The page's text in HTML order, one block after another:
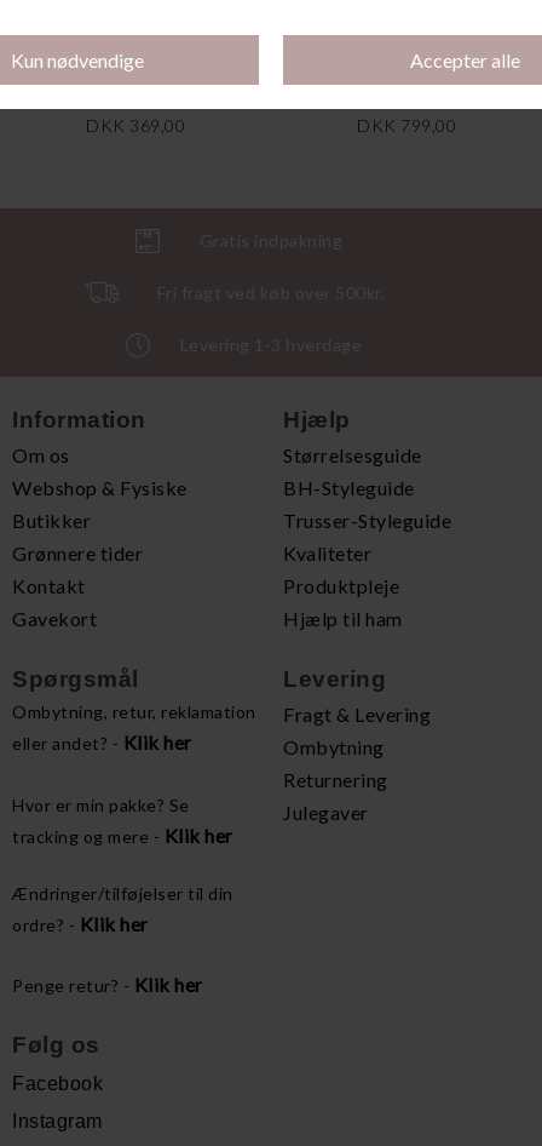
DKK 369,00
DKK 799,00
Gratis indpakning
Fri fragt ved køb over 500kr.
Levering 1-3 hverdage
Information
Om os
Webshop & Fysiske
Butikker
Grønnere tider
Kontakt
Gavekort
Hjælp
Størrelsesguide
BH-Styleguide
Trusser-Styleguide
Kvaliteter
Produktpleje
Hjælp til ham
Spørgsmål
Ombytning, retur, reklamation
eller andet? - Klik her
Hvor er min pakke? Se
tracking og mere - Klik her
Ændringer/tilføjelser til din
ordre? - Klik her
Penge retur? - Klik her
Levering
Fragt & Levering
Ombytning
Returnering
Julegaver
Følg os
Facebook
Instagram